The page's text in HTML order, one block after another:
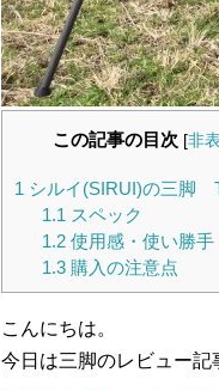
この記事の目次 [非
1 シルイ(SIRUI)の三脚
1.1 スペック
1.2使用感・使い勝手
1.3購入の注意点
こんにちは。
今日は三脚のレビュー記